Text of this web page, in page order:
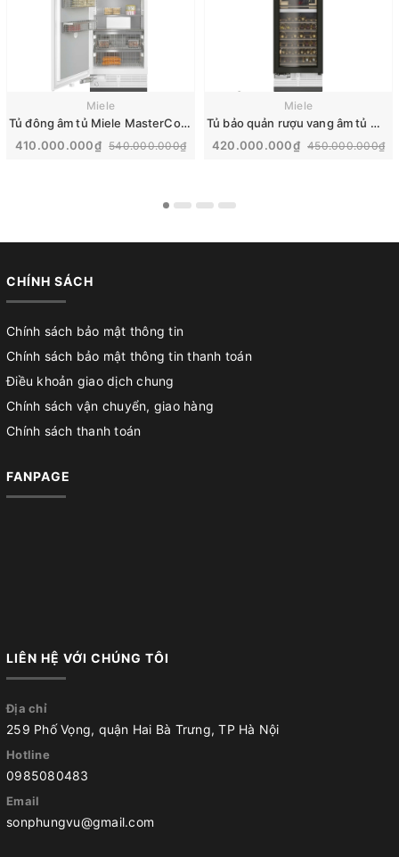
Miele
Tủ đông âm tủ Miele MasterCool 445L | F 2813 Vi
410.000.000₫ 540.000.000₫
Miele
Tủ bảo quản rượu vang âm tủ Miele MasterCool | KWT 2672 ViS
420.000.000₫ 450.000.000₫
CHÍNH SÁCH
Chính sách bảo mật thông tin
Chính sách bảo mật thông tin thanh toán
Điều khoản giao dịch chung
Chính sách vận chuyển, giao hàng
Chính sách thanh toán
FANPAGE
LIÊN HỆ VỚI CHÚNG TÔI
Địa chỉ
259 Phố Vọng, quận Hai Bà Trưng, TP Hà Nội
Hotline
0985080483
Email
sonphungvu@gmail.com